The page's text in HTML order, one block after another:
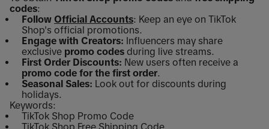
codes:
Follow Official Accounts: Keep an eye on TikTok
Shop's official promotions.
Engage with Creators: Influencers may share
exclusive promo codes during live streams.
First Order Discounts: New users often receive a
promo code for the first order.
Seasonal Sales: Look out for discounts during
holidays.
Keywords:
TikTok Shop Promo Code
TikTok Shop Free Shipping Code